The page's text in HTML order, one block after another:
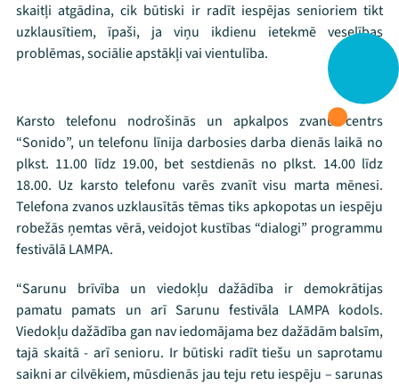
Festivāls
Programma
Viņi bija LAMPĀ 2026
Jaunumi
Ziedo
Kontakti
skaitļi atgādina, cik būtiski ir radīt iespējas senioriem tikt
uzklausītiem, īpaši, ja viņu ikdienu ietekmē veselības
problēmas, sociālie apstākļi vai vientulība.
Karsto telefonu nodrošinās un apkalpos zvanu centrs
“Sonido”, un telefonu līnija darbosies darba dienās laikā no
plkst. 11.00 līdz 19.00, bet sestdienās no plkst. 14.00 līdz
18.00. Uz karsto telefonu varēs zvanīt visu marta mēnesi.
Telefona zvanos uzklausītās tēmas tiks apkopotas un iespēju
robežās ņemtas vērā, veidojot kustības “dialogi” programmu
festivālā LAMPA.
“Sarunu brīvība un viedokļu dažādība ir demokrātijas
pamatu pamats un arī Sarunu festivāla LAMPA kodols.
Viedokļu dažādība gan nav iedomājama bez dažādām balsīm,
tajā skaitā - arī senioru. Ir būtiski radīt tiešu un saprotamu
saikni ar cilvēkiem, mūsdienās jau teju retu iespēju – sarunas